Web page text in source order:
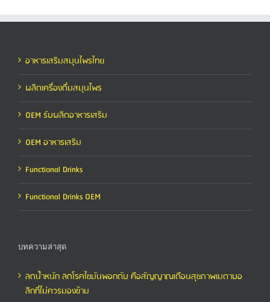
อาหารเสริมสมุนไพรไทย
ผลิตเครื่องดื่มสมุนไพร
OEM รับผลิตอาหารเสริม
OEM อาหารเสริม
Functional Drinks
Functional Drinks OEM
บทความล่าสุด
ลดน้ำหนัก ลดโรคไขมันพอกตับ คือสัญญาณเตือนสุขภาพเมตาบอ
ลิกที่ไม่ควรมองข้าม